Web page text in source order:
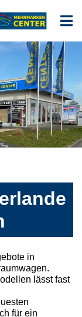
in
lässt fast
für ein